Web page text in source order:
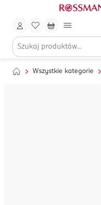
Wszystkie kategorie